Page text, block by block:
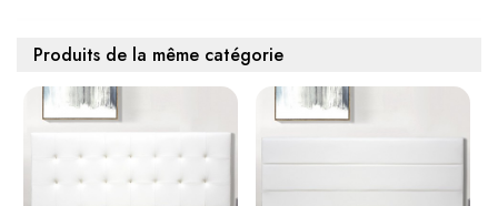
Produits de la même catégorie